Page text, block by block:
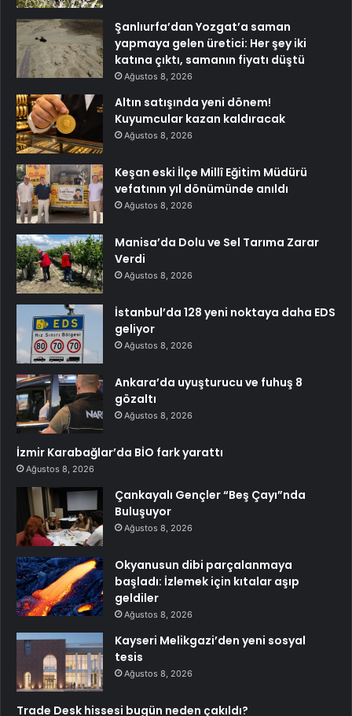
Şanlıurfa’dan Yozgat’a saman
yapmaya gelen üretici: Her şey iki
katına çıktı, samanın fiyatı düştü
Ağustos 8, 2026
Altın satışında yeni dönem!
Kuyumcular kazan kaldıracak
Ağustos 8, 2026
Keşan eski İlçe Millî Eğitim Müdürü
vefatının yıl dönümünde anıldı
Ağustos 8, 2026
Manisa’da Dolu ve Sel Tarıma Zarar
Verdi
Ağustos 8, 2026
İstanbul’da 128 yeni noktaya daha EDS
geliyor
Ağustos 8, 2026
Ankara’da uyuşturucu ve fuhuş 8
gözaltı
Ağustos 8, 2026
İzmir Karabağlar’da BİO fark yarattı
Ağustos 8, 2026
Çankayalı Gençler “Beş Çayı”nda
Buluşuyor
Ağustos 8, 2026
Okyanusun dibi parçalanmaya
başladı: İzlemek için kıtalar aşıp
geldiler
Ağustos 8, 2026
Kayseri Melikgazi’den yeni sosyal
tesis
Ağustos 8, 2026
Trade Desk hissesi bugün neden çakıldı?